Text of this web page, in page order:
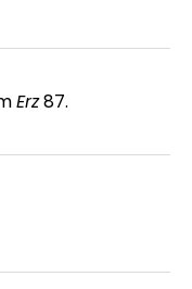
Erz87.